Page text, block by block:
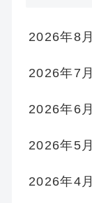
2026年8月
2026年7月
2026年6月
2026年5月
2026年4月